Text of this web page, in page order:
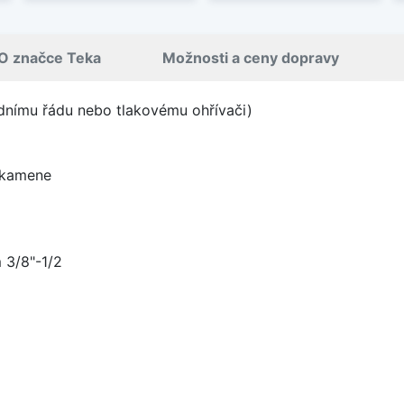
značce Teka Možnosti a ceny dopravy
řádu nebo tlakovému ohřívači)
3/8"-1/2